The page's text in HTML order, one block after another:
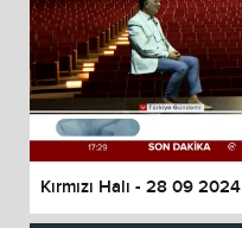
Kırmızı Halı - 28 09 2024